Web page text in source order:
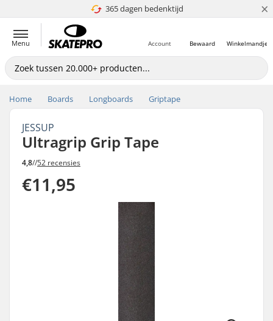
365 dagen bedenktijd
4.8 van 5 ×
Menu Winkelmandje
Bewaard
Account
Home Boards Longboards Griptape
JESSUP
Ultragrip Grip Tape
4,8//52 recensies
€11,95